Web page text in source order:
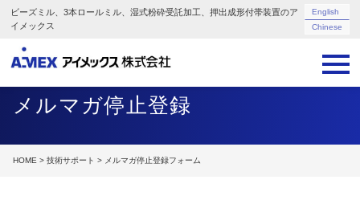
ビーズミル、3本ロールミル、湿式粉砕受託加工、押出成形付帯装置のア
イメックス
English
Chinese
メルマガ停止登録
HOME > 技術サポート > メルマガ停止登録フォーム